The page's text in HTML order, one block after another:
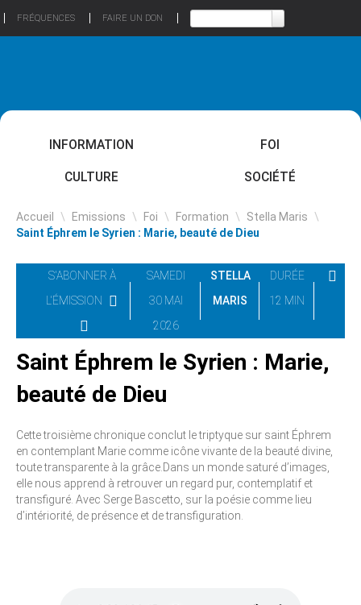
FRÉQUENCES FAIRE UN DON
INFORMATION FOI
CULTURE SOCIÉTÉ
Accueil \ Emissions \ Foi \ Formation \ Stella Maris \
Saint Éphrem le Syrien : Marie, beauté de Dieu
S'ABONNER À
L'ÉMISSION
SAMEDI
30 MAI
2026
STELLA
MARIS
DURÉE
12 MIN
Saint Éphrem le Syrien : Marie,
beauté de Dieu
Cette troisième chronique conclut le triptyque sur saint Éphrem
en contemplant Marie comme icône vivante de la beauté divine,
toute transparente à la grâce.Dans un monde saturé d’images,
elle nous apprend à retrouver un regard pur, contemplatif et
transfiguré. Avec Serge Bascetto, sur la poésie comme lieu
d’intériorité, de présence et de transfiguration.